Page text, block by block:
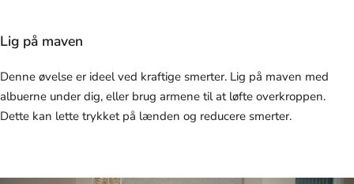
Lig på maven
Denne øvelse er ideel ved kraftige smerter. Lig på maven med
albuerne under dig, eller brug armene til at løfte overkroppen.
Dette kan lette trykket på lænden og reducere smerter.